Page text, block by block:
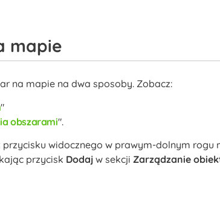
mapie
na mapie na dwa sposoby. Zobacz:
obszarami .
widocznego w prawym-dolnym rogu
przycisk Dodajw sekcji Zarządzanie